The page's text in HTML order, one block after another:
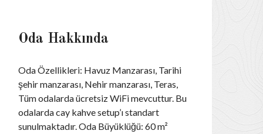
Oda Hakkında
Oda Özellikleri: Havuz Manzarası, Tarihi
şehir manzarası, Nehir manzarası, Teras,
Tüm odalarda ücretsiz WiFi mevcuttur. Bu
odalarda cay kahve setup’ı standart
sunulmaktadır. Oda Büyüklüğü: 60 m²